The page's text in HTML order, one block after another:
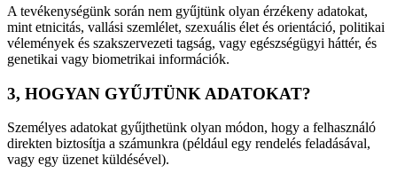
A tevékenységünk során nem gyűjtünk olyan érzékeny adatokat,
mint etnicitás, vallási szemlélet, szexuális élet és orientáció, politikai
vélemények és szakszervezeti tagság, vagy egészségügyi háttér, és
genetikai vagy biometrikai információk.
3, HOGYAN GYŰJTÜNK ADATOKAT?
Személyes adatokat gyűjthetünk olyan módon, hogy a felhasználó
direkten biztosítja a számunkra (például egy rendelés feladásával,
vagy egy üzenet küldésével).